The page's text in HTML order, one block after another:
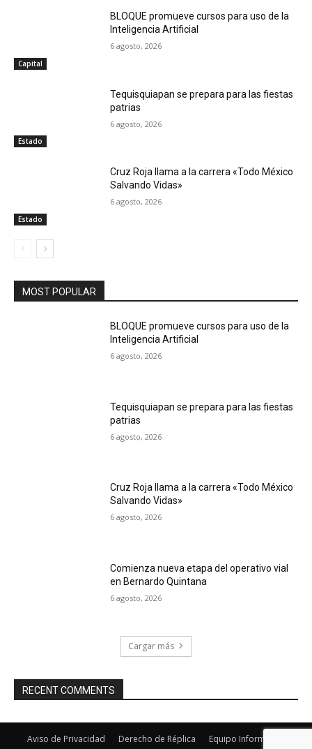
Capital
BLOQUE promueve cursos para uso de la
Inteligencia Artificial
6 agosto, 2026
Estado
Tequisquiapan se prepara para las fiestas
patrias
6 agosto, 2026
Estado
Cruz Roja llama a la carrera «Todo México
Salvando Vidas»
6 agosto, 2026
MOST POPULAR
BLOQUE promueve cursos para uso de la
Inteligencia Artificial
6 agosto, 2026
Tequisquiapan se prepara para las fiestas
patrias
6 agosto, 2026
Cruz Roja llama a la carrera «Todo México
Salvando Vidas»
6 agosto, 2026
Comienza nueva etapa del operativo vial
en Bernardo Quintana
6 agosto, 2026
Cargar más
RECENT COMMENTS
Aviso de Privacidad Derecho de Réplica Equipo Informativo